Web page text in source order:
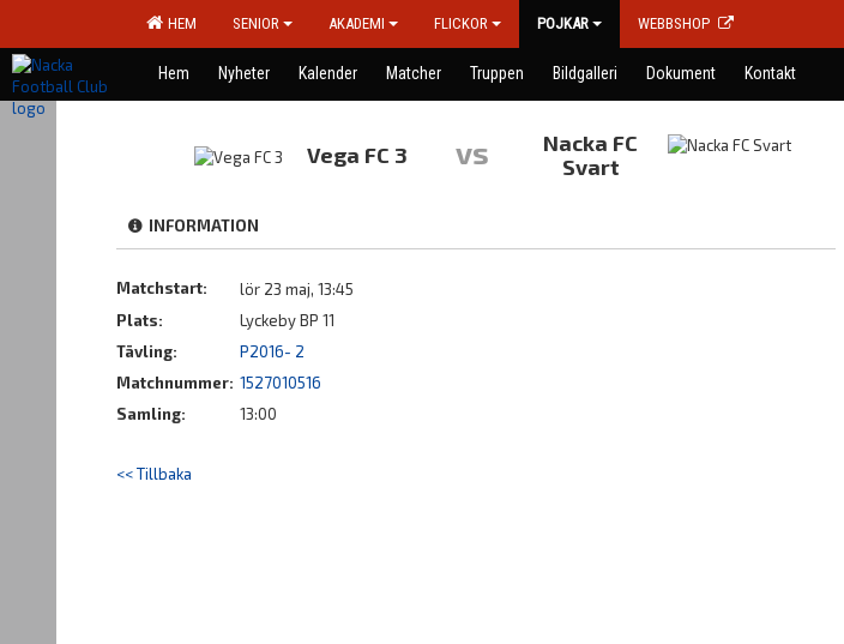
HEM SENIOR AKADEMI FLICKOR POJKAR WEBBSHOP
Hem Nyheter Kalender Matcher Truppen Bildgalleri Dokument Kontakt
Vega FC 3 vs
Nacka FC
Svart
INFORMATION
Matchstart:
lör 23 maj, 13:45
Plats:
Lyckeby BP 11
Tävling:
P2016- 2
Matchnummer: 1527010516
Samling:
13:00
<< Tillbaka